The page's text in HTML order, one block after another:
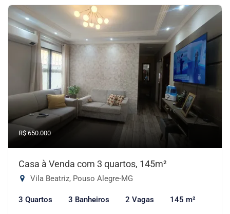
R$ 650.000
Casa à Venda com 3 quartos, 145m²
Vila Beatriz, Pouso Alegre-MG
3 Quartos 3 Banheiros 2 Vagas 145 m²